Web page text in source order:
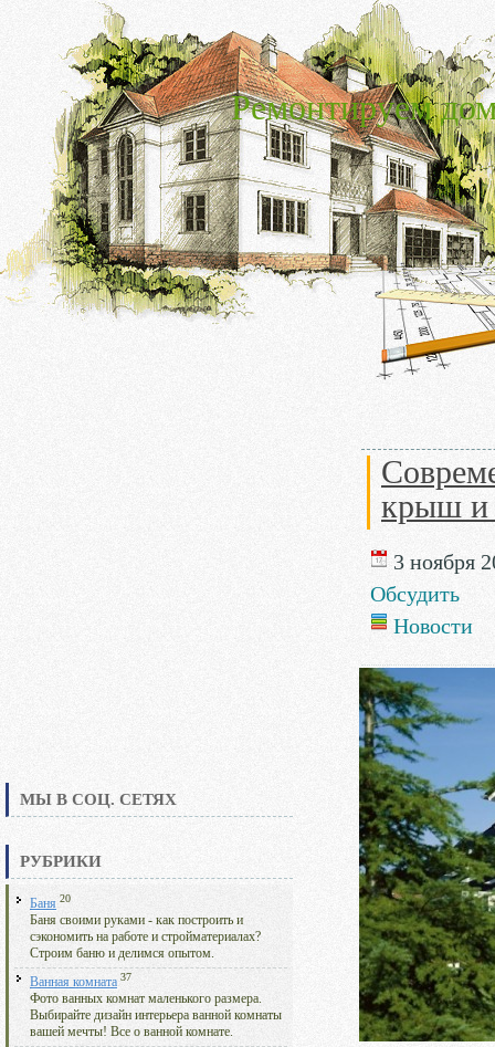
Ремонтируем
МЫ В СОЦ. СЕТЯХ
РУБРИКИ
Баня 20
Баня своими руками - как построить и
сэкономить на работе и стройматериалах?
Строим баню и делимся опытом.
Ванная комната 37
Фото ванных комнат маленького размера.
Выбирайте дизайн интерьера ванной комнаты
вашей мечты! Все о ванной комнате.
крыш и
3 ноября
Обсудить
Новости